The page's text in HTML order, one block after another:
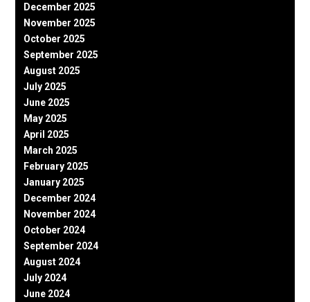
December 2025
November 2025
October 2025
September 2025
August 2025
July 2025
June 2025
May 2025
April 2025
March 2025
February 2025
January 2025
December 2024
November 2024
October 2024
September 2024
August 2024
July 2024
June 2024